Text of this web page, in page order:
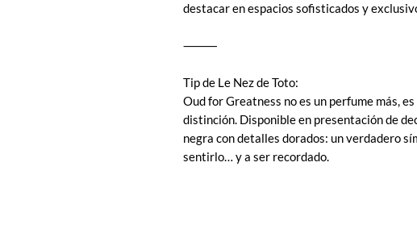
destacar en espacios sofisticados y
⸻
Tip de Le Nez de Toto:
Oud for Greatness no es un perfume más,
distinción. Disponible en presentación de
negra con detalles dorados: un verdadero
sentirlo… y a ser recordado.